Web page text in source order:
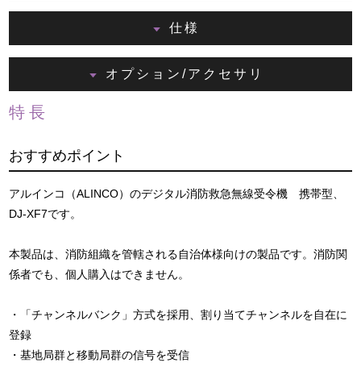
仕様
オプション/アクセサリ
特長
おすすめポイント
アルインコ（ALINCO）のデジタル消防救急無線受令機 携帯型、
DJ-XF7です。
本製品は、消防組織を管轄される自治体様向けの製品です。消防関
係者でも、個人購入はできません。
・「チャンネルバンク」方式を採用、割り当てチャンネルを自在に
登録
・基地局群と移動局群の信号を受信